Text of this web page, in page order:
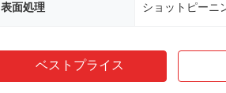
表面処理
ベストプライス